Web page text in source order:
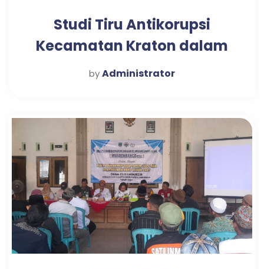
Studi Tiru Antikorupsi
Kecamatan Kraton dalam
Mewujudkan Pelayanan
byAdministrator